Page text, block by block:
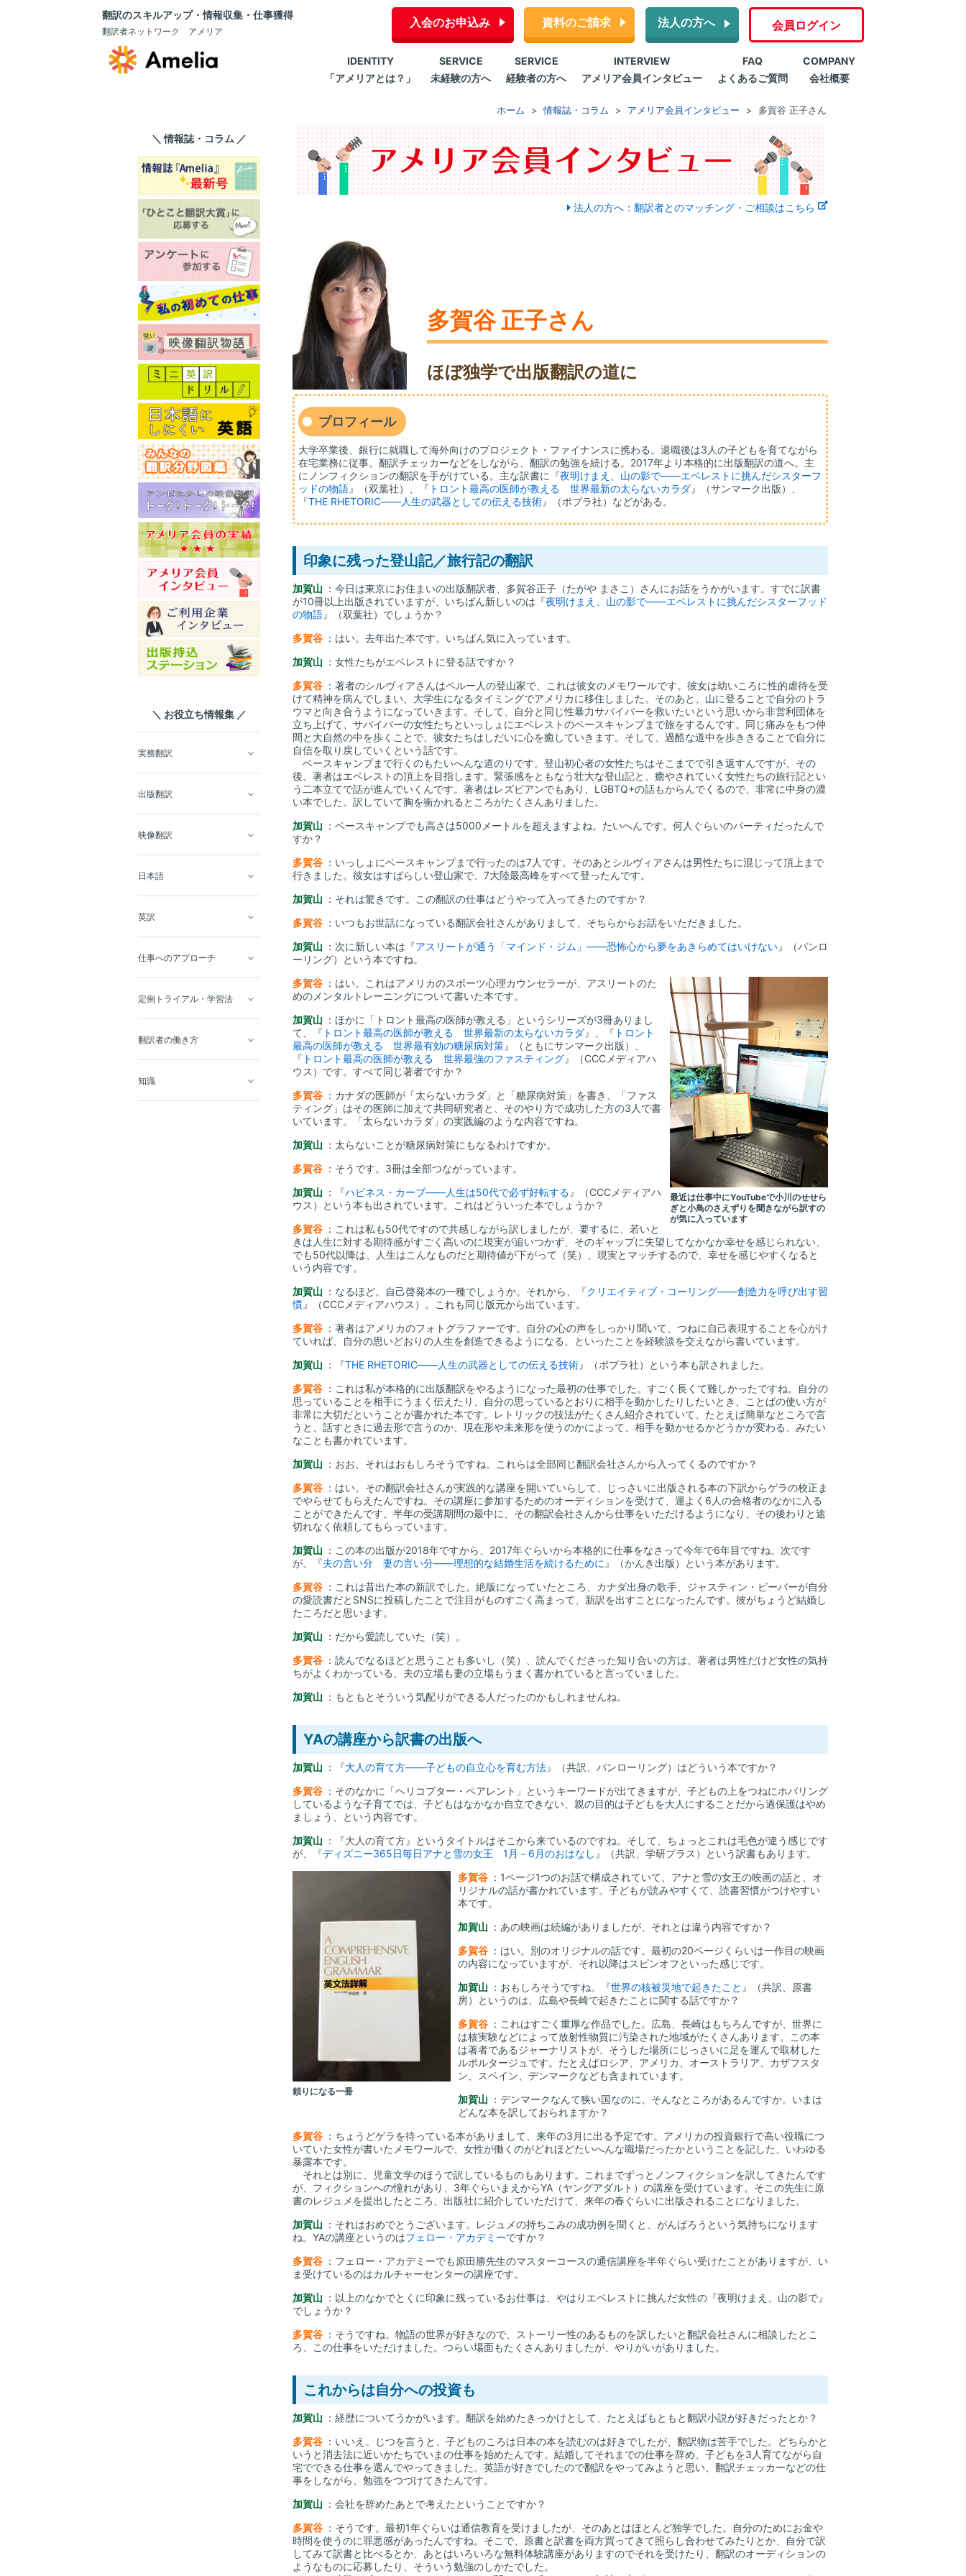
翻訳のスキルアップ・情報収集・仕事獲得
翻訳者ネットワーク アメリア
入会のお申込み 資料のご請求 法人の方へ 会員ログイン
IDENTITY
「アメリアとは？」
SERVICE
未経験の方へ
SERVICE
経験者の方へ
INTERVIEW
アメリア会員インタビュー
FAQ
よくあるご質問
COMPANY
会社概要
ホーム 情報誌・コラム アメリア会員インタビュー 多賀谷 正子さん
法人の方へ：翻訳者とのマッチング・ご相談はこちら
多賀谷 正子さん
ほぼ独学で出版翻訳の道に
プロフィール
大学卒業後、銀行に就職して海外向けのプロジェクト・ファイナンスに携わる。退職後は3人の子どもを育てながら
在宅業務に従事。翻訳チェッカーなどをしながら、翻訳の勉強を続ける。2017年より本格的に出版翻訳の道へ。主
にノンフィクションの翻訳を手がけている。主な訳書に『夜明けまえ、山の影で――エベレストに挑んだシスターフ
ッドの物語』（双葉社）、『 トロント最高の医師が教える 世界最新の太らないカラダ』（サンマーク出版）、
『THE RHETORIC――人生の武器としての伝える技術』（ポプラ社）などがある。
印象に残った登山記／旅行記の翻訳
加賀山 ：今日は東京にお住まいの出版翻訳者、多賀谷正子（たがや まさこ）さんにお話をうかがいます。すでに訳書
が10冊以上出版されていますが、いちばん新しいのは『夜明けまえ、山の影で――エベレストに挑んだシスターフッド
の物語』（双葉社）でしょうか？
多賀谷 ：はい。去年出た本です。いちばん気に入っています。
加賀山 ：女性たちがエベレストに登る話ですか？
多賀谷 ：著者のシルヴィアさんはペルー人の登山家で、これは彼女のメモワールです。彼女は幼いころに性的虐待を受
けて精神を病んでしまい、大学生になるタイミングでアメリカに移住しました。そのあと、山に登ることで自分のトラ
ウマと向き合うようになっていきます。そして、自分と同じ性暴力サバイバーを救いたいという思いから非営利団体を
立ち上げて、サバイバーの女性たちといっしょにエベレストのベースキャンプまで旅をするんです。同じ痛みをもつ仲
間と大自然の中を歩くことで、彼女たちはしだいに心を癒していきます。そして、過酷な道中を歩ききることで自分に
自信を取り戻していくという話です。
ベースキャンプまで行くのもたいへんな道のりです。登山初心者の女性たちはそこまでで引き返すんですが、その
後、著者はエベレストの頂上を目指します。緊張感をともなう壮大な登山記と、癒やされていく女性たちの旅行記とい
う二本立てで話が進んでいくんです。著者はレズビアンでもあり、LGBTQ+の話もからんでくるので、非常に中身の濃
い本でした。訳していて胸を衝かれるところがたくさんありました。
加賀山 ：ベースキャンプでも高さは5000メートルを超えますよね。たいへんです。何人ぐらいのパーティだったんで
すか？
多賀谷 ：いっしょにベースキャンプまで行ったのは7人です。そのあとシルヴィアさんは男性たちに混じって頂上まで
行きました。彼女はすばらしい登山家で、7大陸最高峰をすべて登ったんです。
加賀山 ：それは驚きです。この翻訳の仕事はどうやって入ってきたのですか？
多賀谷 ：いつもお世話になっている翻訳会社さんがありまして、そちらからお話をいただきました。
加賀山 ：次に新しい本は『アスリートが通う「マインド・ジム」――恐怖心から夢をあきらめてはいけない』（パンロ
ーリング）という本ですね。
最近は仕事中にYouTubeで小川のせせら
ぎと小鳥のさえずりを聞きながら訳すの
が気に入っています
多賀谷 ：はい。これはアメリカのスポーツ心理カウンセラーが、アスリートのた
めのメンタルトレーニングについて書いた本です。
加賀山 ：ほかに「トロント最高の医師が教える」というシリーズが3冊ありまし
て、『 トロント最高の医師が教える 世界最新の太らないカラダ』、『 トロント
最高の医師が教える 世界最有効の糖尿病対策』（ともにサンマーク出版）、
『 トロント最高の医師が教える 世界最強のファスティング』（CCCメディアハ
ウス）です。すべて同じ著者ですか？
多賀谷 ：カナダの医師が「太らないカラダ」と「糖尿病対策」を書き、「ファス
ティング」はその医師に加えて共同研究者と、そのやり方で成功した方の3人で書
いています。「太らないカラダ」の実践編のような内容ですね。
加賀山 ：太らないことが糖尿病対策にもなるわけですか。
多賀谷 ：そうです。3冊は全部つながっています。
加賀山 ：『ハピネス・カーブ――人生は50代で必ず好転する 』（CCCメディアハ
ウス）という本も出されています。これはどういった本でしょうか？
多賀谷 ：これは私も50代ですので共感しながら訳しましたが、要するに、若いと
きは人生に対する期待感がすごく高いのに現実が追いつかず、そのギャップに失望してなかなか幸せを感じられない、
でも50代以降は、人生はこんなものだと期待値が下がって（笑）、現実とマッチするので、幸せを感じやすくなると
いう内容です。
加賀山 ：なるほど。自己啓発本の一種でしょうか。それから、『クリエイティブ・コーリング――創造力を呼び出す習
慣』（CCCメディアハウス）。これも同じ版元から出ています。
多賀谷 ：著者はアメリカのフォトグラファーです。自分の心の声をしっかり聞いて、つねに自己表現することを心がけ
ていれば、自分の思いどおりの人生を創造できるようになる、といったことを経験談を交えながら書いています。
加賀山 ：『THE RHETORIC――人生の武器としての伝える技術』（ポプラ社）という本も訳されました。
多賀谷 ：これは私が本格的に出版翻訳をやるようになった最初の仕事でした。すごく長くて難しかったですね。自分の
思っていることを相手にうまく伝えたり、自分の思っているとおりに相手を動かしたりしたいとき、ことばの使い方が
非常に大切だということが書かれた本です。レトリックの技法がたくさん紹介されていて、たとえば簡単なところで言
うと、話すときに過去形で言うのか、現在形や未来形を使うのかによって、相手を動かせるかどうかが変わる、みたい
なことも書かれています。
加賀山 ：おお、それはおもしろそうですね。これらは全部同じ翻訳会社さんから入ってくるのですか？
多賀谷 ：はい。その翻訳会社さんが実践的な講座を開いていらして、じっさいに出版される本の下訳からゲラの校正ま
でやらせてもらえたんですね。その講座に参加するためのオーディションを受けて、運よく6人の合格者のなかに入る
ことができたんです。半年の受講期間の最中に、その翻訳会社さんから仕事をいただけるようになり、その後わりと途
切れなく依頼してもらっています。
加賀山 ：この本の出版が2018年ですから、2017年ぐらいから本格的に仕事をなさって今年で6年目ですね。次です
が、『夫の言い分 妻の言い分――理想的な結婚生活を続けるために 』（かんき出版）という本があります。
多賀谷 ：これは昔出た本の新訳でした。絶版になっていたところ、カナダ出身の歌手、ジャスティン・ビーバーが自分
の愛読書だとSNSに投稿したことで注目がものすごく高まって、新訳を出すことになったんです。彼がちょうど結婚し
たころだと思います。
加賀山 ：だから愛読していた（笑）。
多賀谷 ：読んでなるほどと思うことも多いし（笑）、読んでくださった知り合いの方は、著者は男性だけど女性の気持
ちがよくわかっている、夫の立場も妻の立場もうまく書かれていると言っていました。
加賀山 ：もともとそういう気配りができる人だったのかもしれませんね。
YAの講座から訳書の出版へ
加賀山 ：『大人の育て方――子どもの自立心を育む方法』（共訳、パンローリング）はどういう本ですか？
多賀谷 ：そのなかに「ヘリコプター・ペアレント」というキーワードが出てきますが、子どもの上をつねにホバリング
しているような子育てでは、子どもはなかなか自立できない、親の目的は子どもを大人にすることだから過保護はやめ
ましょう、という内容です。
加賀山 ：『大人の育て方』というタイトルはそこから来ているのですね。そして、ちょっとこれは毛色が違う感じです
が、『ディズニー365日毎日アナと雪の女王 1月－6月のおはなし 』（共訳、学研プラス）という訳書もあります。
頼りになる一冊
多賀谷 ：1ページ1つのお話で構成されていて、アナと雪の女王の映画の話と、オ
リジナルの話が書かれています。子どもが読みやすくて、読書習慣がつけやすい
本です。
加賀山 ：あの映画は続編がありましたが、それとは違う内容ですか？
多賀谷 ：はい。別のオリジナルの話です。最初の20ページくらいは一作目の映画
の内容になっていますが、それ以降はスピンオフといった感じです。
加賀山 ：おもしろそうですね。『世界の核被災地で起きたこと 』（共訳、原書
房）というのは、広島や長崎で起きたことに関する話ですか？
多賀谷 ：これはすごく重厚な作品でした。広島、長崎はもちろんですが、世界に
は核実験などによって放射性物質に汚染された地域がたくさんあります。この本
は著者であるジャーナリストが、そうした場所にじっさいに足を運んで取材した
ルポルタージュです。たとえばロシア、アメリカ、オーストラリア、カザフスタ
ン、スペイン、デンマークなども含まれています。
加賀山 ：デンマークなんて狭い国なのに、そんなところがあるんですか。いまは
どんな本を訳しておられますか？
多賀谷 ：ちょうどゲラを待っている本がありまして、来年の3月に出る予定です。アメリカの投資銀行で高い役職につ
いていた女性が書いたメモワールで、女性が働くのがどれほどたいへんな職場だったかということを記した、いわゆる
暴露本です。
それとは別に、児童文学のほうで訳しているものもあります。これまでずっとノンフィクションを訳してきたんです
が、フィクションへの憧れがあり、3年ぐらいまえからYA（ヤングアダルト）の講座を受けています。そこの先生に原
書のレジュメを提出したところ、出版社に紹介していただけて、来年の春ぐらいに出版されることになりました。
加賀山 ：それはおめでとうございます。レジュメの持ちこみの成功例を聞くと、がんばろうという気持ちになります
ね。YAの講座というのはフェロー・アカデミーですか？
多賀谷 ：フェロー・アカデミーでも原田勝先生のマスターコースの通信講座を半年ぐらい受けたことがありますが、い
ま受けているのはカルチャーセンターの講座です。
加賀山 ：以上のなかでとくに印象に残っているお仕事は、やはりエベレストに挑んだ女性の『夜明けまえ、山の影で』
でしょうか？
多賀谷 ：そうですね。物語の世界が好きなので、ストーリー性のあるものを訳したいと翻訳会社さんに相談したとこ
ろ、この仕事をいただけました。つらい場面もたくさんありましたが、やりがいがありました。
これからは自分への投資も
加賀山 ：経歴についてうかがいます。翻訳を始めたきっかけとして、たとえばもともと翻訳小説が好きだったとか？
多賀谷 ：いいえ。じつを言うと、子どものころは日本の本を読むのは好きでしたが、翻訳物は苦手でした。どちらかと
いうと消去法に近いかたちでいまの仕事を始めたんです。結婚してそれまでの仕事を辞め、子どもを3人育てながら自
宅でできる仕事を選んでやってきました。英語が好きでしたので翻訳をやってみようと思い、翻訳チェッカーなどの仕
事をしながら、勉強をつづけてきたんです。
加賀山 ：会社を辞めたあとで考えたということですか？
多賀谷 ：そうです。最初1年ぐらいは通信教育を受けましたが、そのあとはほとんど独学でした。自分のためにお金や
時間を使うのに罪悪感があったんですね。そこで、原書と訳書を両方買ってきて照らし合わせてみたりとか、自分で訳
してみて訳書と比べるとか、あとはいろいろな無料体験講座がありますのでそれを受けたり、翻訳のオーディションの
ようなものに応募したり、そういう勉強のしかたでした。
＼ 情報誌・コラム ／
＼ お役立ち情報集 ／
実務翻訳
出版翻訳
映像翻訳
日本語
英訳
仕事へのアプローチ
定例トライアル・学習法
翻訳者の働き方
知識